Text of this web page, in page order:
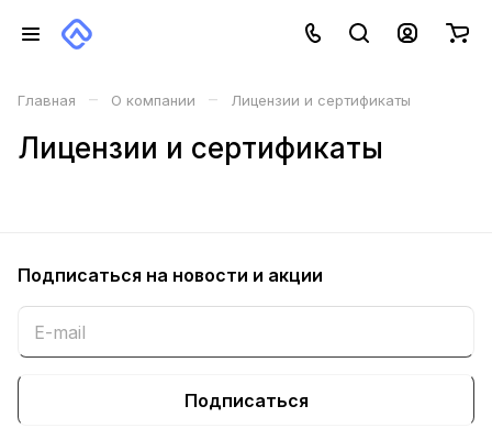
Главная – О компании – Лицензии и сертификаты
Лицензии и сертификаты
Подписаться на новости и акции
Подписаться